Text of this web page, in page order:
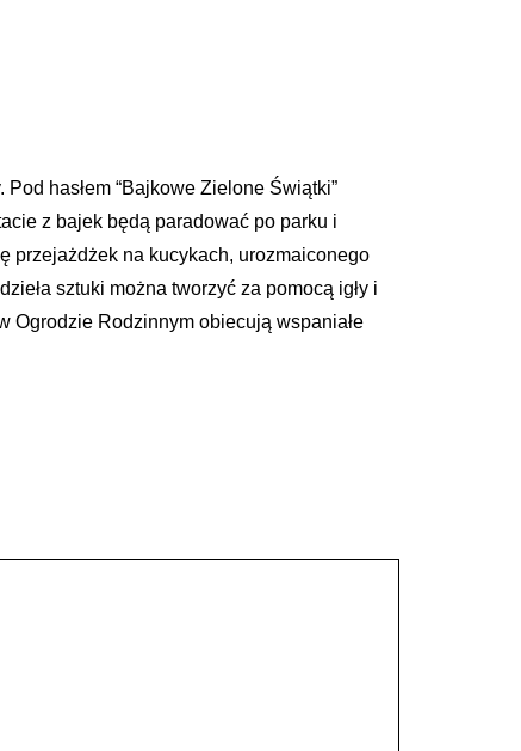
hasłem “Bajkowe Zielone Świątki”
z bajek będą paradować po parku i
przejażdżek na kucykach, urozmaiconego
sztuki można tworzyć za pomocą igły i
Ogrodzie Rodzinnym obiecują wspaniałe